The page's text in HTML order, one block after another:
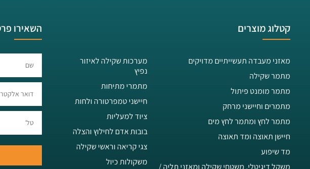
קטלוג מוצרים
מאזני מעבדה תעשייתיים מדויקים
מתמר שקילה
מתמר מומנט פיתול
מתמרים וחיישני מרחק
מתמר לחץ ומתמר לחץ מים
חיישן תאוצה ומד תאוצה
מד שיפוע
משקל דיגיטלי, משטחי שקילה ומאזני תליה /
מערכות שקילה לאיזור
נפיץ
מתמרי מתיחות
חיישני טמפרטורה ולחות
ציוד למעליות
בובות אדם לחילוץ והצלה
צגי קריאה וראשי שקילה
משקולות כיול
השאירו